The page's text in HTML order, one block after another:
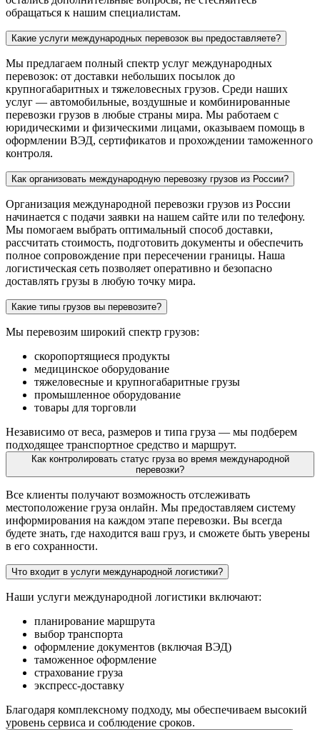
обращаться к нашим специалистам.
Какие услуги международных перевозок вы предоставляете?
Мы предлагаем полный спектр услуг международных
перевозок: от доставки небольших посылок до
крупногабаритных и тяжеловесных грузов. Среди наших
услуг — автомобильные, воздушные и комбинированные
перевозки грузов в любые страны мира. Мы работаем с
юридическими и физическими лицами, оказываем помощь в
оформлении ВЭД, сертификатов и прохождении таможенного
контроля.
Как организовать международную перевозку грузов из России?
Организация международной перевозки грузов из России
начинается с подачи заявки на нашем сайте или по телефону.
Мы помогаем выбрать оптимальный способ доставки,
рассчитать стоимость, подготовить документы и обеспечить
полное сопровождение при пересечении границы. Наша
логистическая сеть позволяет оперативно и безопасно
доставлять грузы в любую точку мира.
Какие типы грузов вы перевозите?
Мы перевозим широкий спектр грузов:
скоропортящиеся продукты
медицинское оборудование
тяжеловесные и крупногабаритные грузы
промышленное оборудование
товары для торговли
Независимо от веса, размеров и типа груза — мы подберем
подходящее транспортное средство и маршрут.
Как контролировать статус груза во время международной
перевозки?
Все клиенты получают возможность отслеживать
местоположение груза онлайн. Мы предоставляем систему
информирования на каждом этапе перевозки. Вы всегда
будете знать, где находится ваш груз, и сможете быть уверены
в его сохранности.
Что входит в услуги международной логистики?
Наши услуги международной логистики включают:
планирование маршрута
выбор транспорта
оформление документов (включая ВЭД)
таможенное оформление
страхование груза
экспресс-доставку
Благодаря комплексному подходу, мы обеспечиваем высокий
уровень сервиса и соблюдение сроков.